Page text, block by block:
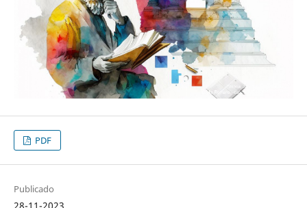
PDF
Publicado